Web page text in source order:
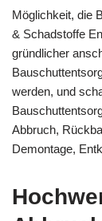
Möglichkeit, die
& Schadstoffe
gründlicher
werden, und
Abbruch,
Demontage,